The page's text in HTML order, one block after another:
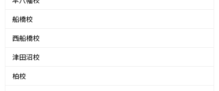
船橋校
西船橋校
津田沼校
柏校